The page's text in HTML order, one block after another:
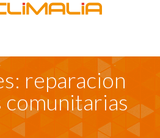
reparacion
comunitarias